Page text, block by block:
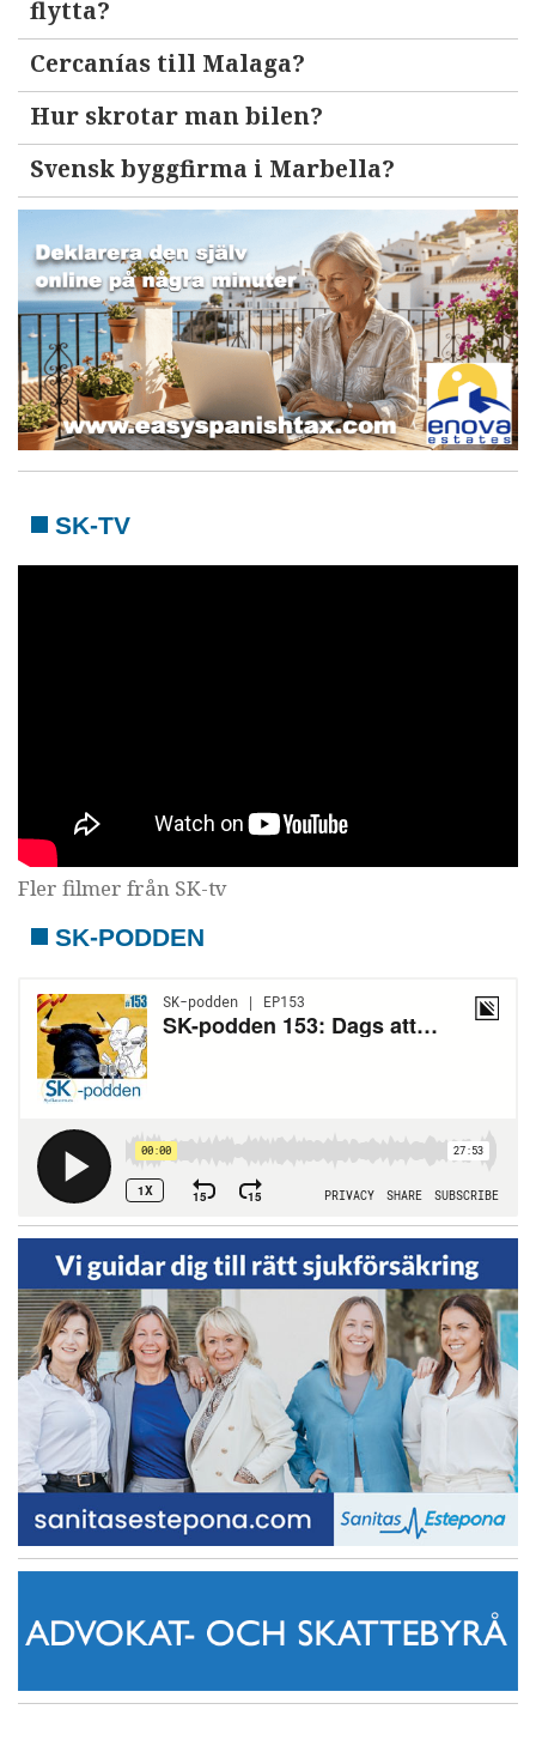
flytta?
Cercanías till Malaga?
Hur skrotar man bilen?
Svensk byggfirma i Marbella?
SK-TV
Fler filmer från SK-tv
SK-PODDEN